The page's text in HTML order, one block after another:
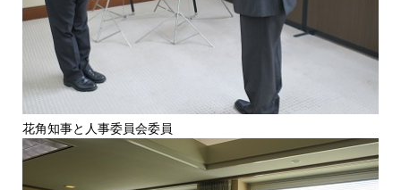
花角知事と人事委員会委員